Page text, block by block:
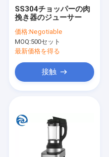
SS304チョッパーの肉
挽き器のジューサー
価格:Negotiable
MOQ:500セット
最新価格を得る
接触